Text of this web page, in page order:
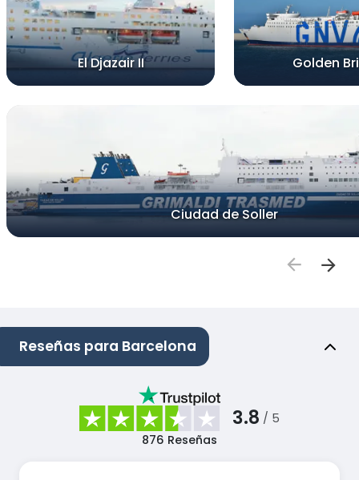
El Djazair II Golden
Ciudad de Soller
Reseñas para Barcelona
3.8 / 5
876 Reseñas